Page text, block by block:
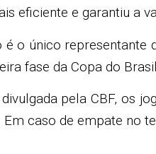
eficiente e garantiu a
o único representante
fase da Copa do
pela CBF, os
Em caso de empate no